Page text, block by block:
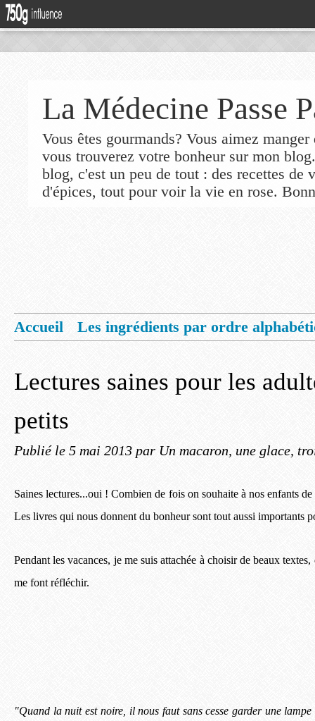
La Médecine Passe
Vous êtes gourmands? Vous aimez
vous trouverez votre bonheur sur mon
blog, c'est un peu de tout : des recettes de
d'épices, tout pour voir la vie en rose.
Accueil
Les ingrédients par ordre
Lectures saines pour les
petits
Publié le 5 mai 2013 par Un macaron, une glace,
Saines lectures...oui ! Combien de fois on souhaite à nos enfants
Les livres qui nous donnent du bonheur sont tout aussi importants
Pendant les vacances, je me suis attachée à choisir de beaux
me font réfléchir.
"Quand la nuit est noire, il nous faut sans cesse garder une